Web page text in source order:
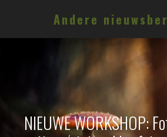
Andere
NIEUWE WORKSHOP: